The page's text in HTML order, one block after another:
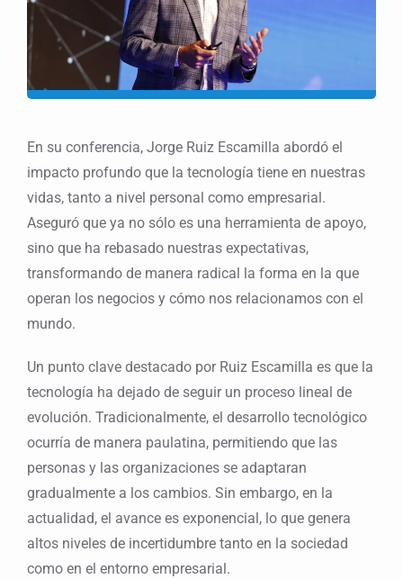
En su conferencia, Jorge Ruiz Escamilla abordó el
impacto profundo que la tecnología tiene en nuestras
vidas, tanto a nivel personal como empresarial.
Aseguró que ya no sólo es una herramienta de apoyo,
sino que ha rebasado nuestras expectativas,
transformando de manera radical la forma en la que
operan los negocios y cómo nos relacionamos con el
mundo.
Un punto clave destacado por Ruiz Escamilla es que la
tecnología ha dejado de seguir un proceso lineal de
evolución. Tradicionalmente, el desarrollo tecnológico
ocurría de manera paulatina, permitiendo que las
personas y las organizaciones se adaptaran
gradualmente a los cambios. Sin embargo, en la
actualidad, el avance es exponencial, lo que genera
altos niveles de incertidumbre tanto en la sociedad
como en el entorno empresarial.